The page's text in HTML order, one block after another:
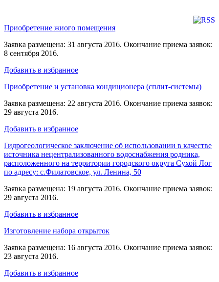
Приобретение жиого помещения
Заявка размещена: 31 августа 2016. Окончание приема заявок:
8 сентября 2016.
Добавить в избранное
Приобретение и установка кондиционера (сплит-системы)
Заявка размещена: 22 августа 2016. Окончание приема заявок:
29 августа 2016.
Добавить в избранное
Гидрогеологическое заключение об использовании в качестве
источника нецентрализованного водоснабжения родника,
расположенного на территории городского округа Сухой Лог
по адресу: с.Филатовское, ул. Ленина, 50
Заявка размещена: 19 августа 2016. Окончание приема заявок:
29 августа 2016.
Добавить в избранное
Изготовление набора открыток
Заявка размещена: 16 августа 2016. Окончание приема заявок:
23 августа 2016.
Добавить в избранное